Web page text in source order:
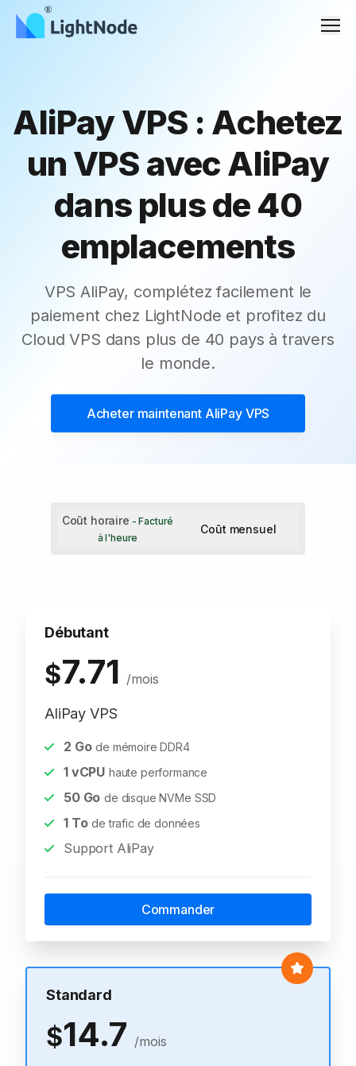
AliPay VPS : Achetez
un VPS avec AliPay
dans plus de 40
emplacements
VPS AliPay, complétez facilement le
paiement chez LightNode et profitez du
Cloud VPS dans plus de 40 pays à travers
le monde.
Acheter maintenant AliPay VPS
Coût horaire - Facturé
à l'heure
Coût mensuel
Débutant
$7.71 /mois
AliPay VPS
2 Go de mémoire DDR4
1vCPU haute performance
50Go de disque NVMe SSD
1To de trafic de données
Support AliPay
Commander
Standard
$14.7 /mois